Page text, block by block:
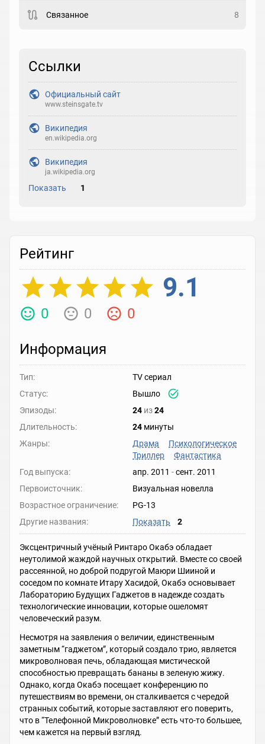
Реакция
Связанное 8
Ссылки
Официальный сайт
www.steinsgate.tv
Википедия
en.wikipedia.org
Википедия
ja.wikipedia.org
Показать 1
Рейтинг
9.1
0 0 0
Информация
Тип:
TV сериал
Статус:
Вышло
Эпизоды:
24 из24
Длительность:
24 минуты
Жанры:
Драма
Психологическое
Триллер
Фантастика
Год выпуска:
апр. 2011 -сент. 2011
Первоисточник:
Визуальная новелла
Возрастное ограничение:
PG-13
Другие названия:
Показать 2
Эксцентричный учёный Ринтаро Окабэ обладает
неутолимой жаждой научных открытий. Вместе со своей
рассеянной, но доброй подругой Маюри Шииной и
соседом по комнате Итару Хасидой, Окабэ основывает
Лабораторию Будущих Гаджетов в надежде создать
технологические инновации, которые ошеломят
человеческий разум.
Несмотря на заявления о величии, единственным
заметным “гаджетом”, который создало трио, является
микроволновая печь, обладающая мистической
способностью превращать бананы в зеленую жижу.
Однако, когда Окабэ посещает конференцию по
путешествиям во времени, он сталкивается с чередой
странных событий, которые заставляют его поверить,
что в “Телефонной Микроволновке” есть что-то большее,
чем кажется на первый взгляд.